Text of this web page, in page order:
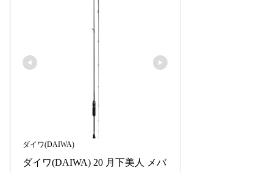
ダイワ(DAIWA)
ダイワ(DAIWA) 20 月下美人 メバ